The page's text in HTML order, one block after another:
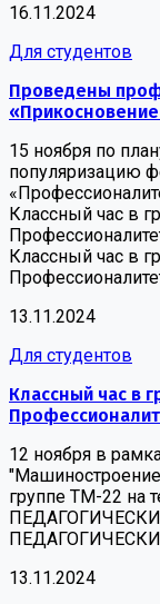
16.11.2024
Для студентов
Проведены
15 ноября по
популяризацию
Классный час в
Классный час в
13.11.2024
Для студентов
Классный час в
12 ноября в
группе ТМ-22 на
13.11.2024